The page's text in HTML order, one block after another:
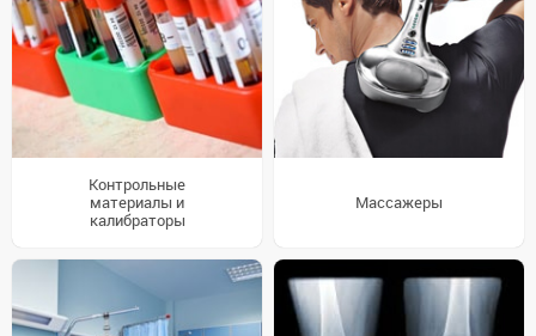
Контрольные
материалы и
калибраторы
Массажеры